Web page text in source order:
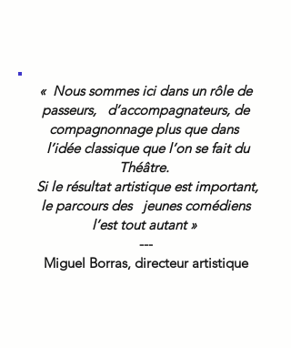
« Nous sommes ici dans un rôle de
passeurs, d’accompagnateurs, de
compagnonnage plus que dans
l’idée classique que l’on se fait du
Théâtre.
Si le résultat artistique est important,
le parcours des jeunes comédiens
l’est tout autant »
​---
Miguel Borras, directeur artistique